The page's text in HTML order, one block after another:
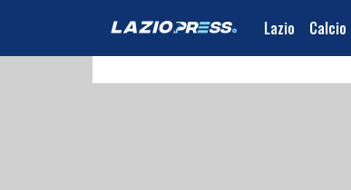
Lazio Calcio